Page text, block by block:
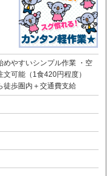
めやすいシンプル作業 ・空
可能（1食420円程度）
徒歩圏内＋交通費支給